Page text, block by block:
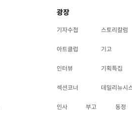
광장
기자수첩 스토리칼럼
아트클럽 기고
인터뷰 기획특집
섹션코너 데일리뉴시
인사 부고 동정